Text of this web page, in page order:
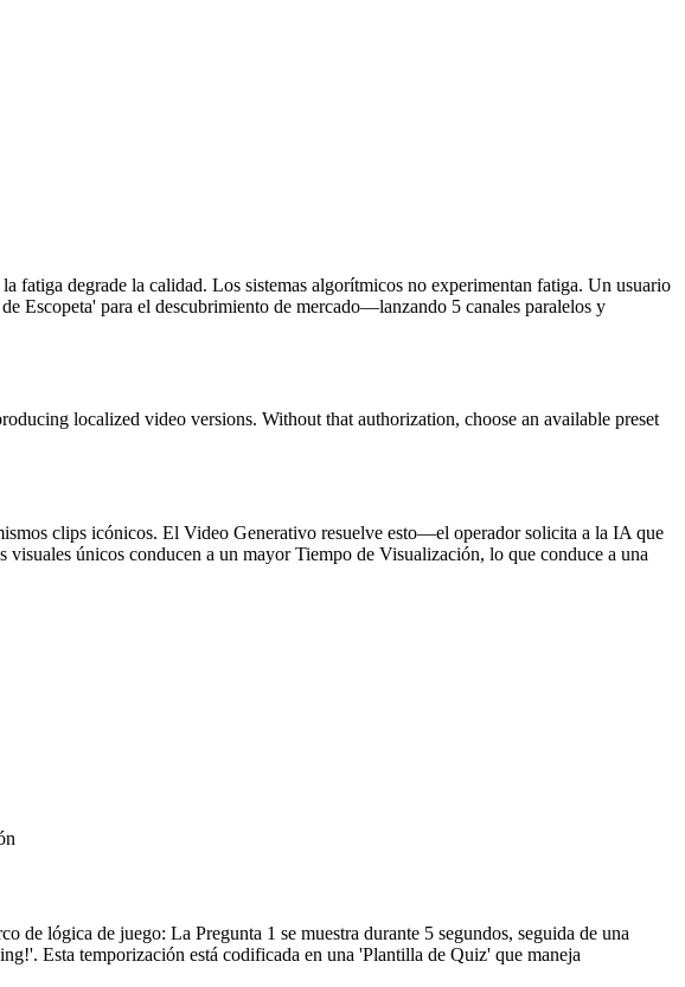
fatiga degrade la calidad. Los sistemas algorítmicos no experimentan fatiga. Un usuario
Escopeta' para el descubrimiento de mercado—lanzando 5 canales paralelos y
localized video versions. Without that authorization, choose an available preset
clips icónicos. El Video Generativo resuelve esto—el operador solicita a la IA que
únicos conducen a un mayor Tiempo de Visualización, lo que conduce a una
lógica de juego: La Pregunta 1 se muestra durante 5 segundos, seguida de una
Esta temporización está codificada en una 'Plantilla de Quiz' que maneja